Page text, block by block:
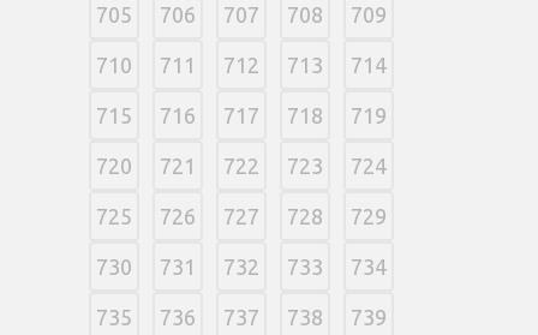
705 706 707 708 709
710 711 712 713 714
715 716 717 718 719
720 721 722 723 724
725 726 727 728 729
730 731 732 733 734
735 736 737 738 739